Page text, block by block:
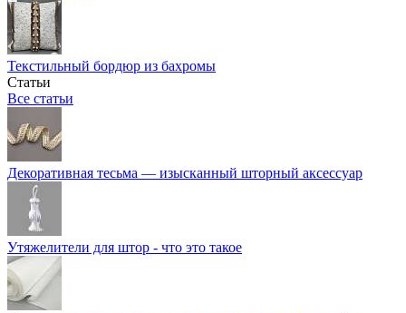
Текстильный бордюр из бахромы
Статьи
Все статьи
Декоративная тесьма — изысканный шторный аксессуар
Утяжелители для штор - что это такое